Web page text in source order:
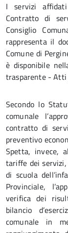
I servizi
Contratto di
Consiglio
rappresenta il
Comune di
è disponibile
trasparente - Atti
Secondo lo
comunale
contratto di
preventivo
Spetta, invece,
tariffe dei
di scuola
Provinciale,
verifica dei
bilancio
comunale in